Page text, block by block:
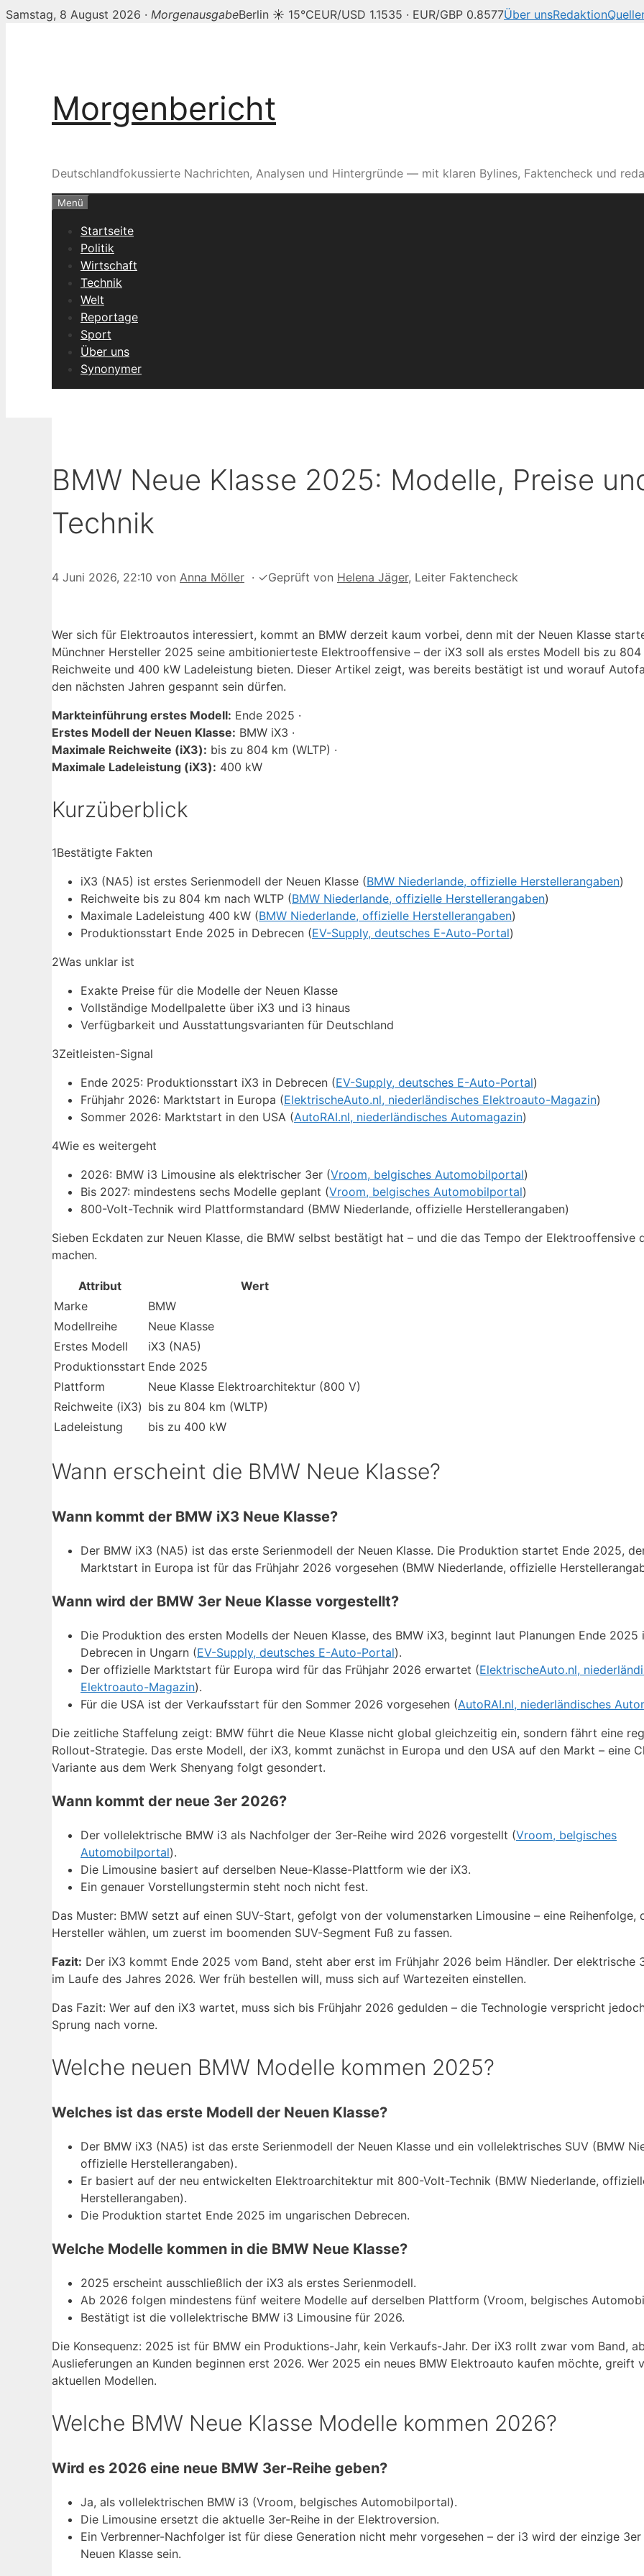
Samstag, 8 August 2026 · MorgenausgabeBerlin ☀ 15°CEUR/USD 1.1535 · EUR/GBP 0.8577Über unsRedaktion
Morgenbericht
Deutschlandfokussierte Nachrichten, Analysen und Hintergründe — mit klaren Bylines, Faktencheck und
Menü
Startseite
Politik
Wirtschaft
Technik
Welt
Reportage
Sport
Über uns
Synonymer
BMW Neue Klasse 2025: Modelle, Preise
Technik
4 Juni 2026, 22:10 von Anna Möller · ✓Geprüft von Helena Jäger, Leiter Faktencheck
Wer sich für Elektroautos interessiert, kommt an BMW derzeit kaum vorbei, denn mit der Neuen Klasse
Münchner Hersteller 2025 seine ambitionierteste Elektrooffensive – der iX3 soll als erstes Modell bis zu
Reichweite und 400 kW Ladeleistung bieten. Dieser Artikel zeigt, was bereits bestätigt ist und worauf
den nächsten Jahren gespannt sein dürfen.
Markteinführung erstes Modell: Ende 2025 ·
Erstes Modell der Neuen Klasse: BMW iX3 ·
Maximale Reichweite (iX3): bis zu 804 km (WLTP) ·
Maximale Ladeleistung (iX3): 400 kW
Kurzüberblick
1Bestätigte Fakten
iX3 (NA5) ist erstes Serienmodell der Neuen Klasse (BMW Niederlande, offizielle Herstellerangaben)
Reichweite bis zu 804 km nach WLTP (BMW Niederlande, offizielle Herstellerangaben)
Maximale Ladeleistung 400 kW (BMW Niederlande, offizielle Herstellerangaben)
Produktionsstart Ende 2025 in Debrecen (EV-Supply, deutsches E-Auto-Portal)
2Was unklar ist
Exakte Preise für die Modelle der Neuen Klasse
Vollständige Modellpalette über iX3 und i3 hinaus
Verfügbarkeit und Ausstattungsvarianten für Deutschland
3Zeitleisten-Signal
Ende 2025: Produktionsstart iX3 in Debrecen (EV-Supply, deutsches E-Auto-Portal)
Frühjahr 2026: Marktstart in Europa (ElektrischeAuto.nl, niederländisches Elektroauto-Magazin)
Sommer 2026: Marktstart in den USA (AutoRAI.nl, niederländisches Automagazin)
4Wie es weitergeht
2026: BMW i3 Limousine als elektrischer 3er (Vroom, belgisches Automobilportal)
Bis 2027: mindestens sechs Modelle geplant (Vroom, belgisches Automobilportal)
800-Volt-Technik wird Plattformstandard (BMW Niederlande, offizielle Herstellerangaben)
Sieben Eckdaten zur Neuen Klasse, die BMW selbst bestätigt hat – und die das Tempo der Elektrooffensive
machen.
Attribut
Wert
Marke
BMW
Modellreihe
Neue Klasse
Erstes Modell
iX3 (NA5)
Produktionsstart Ende 2025
Plattform
Neue Klasse Elektroarchitektur (800 V)
Reichweite (iX3) bis zu 804 km (WLTP)
Ladeleistung
bis zu 400 kW
Wann erscheint die BMW Neue Klasse?
Wann kommt der BMW iX3 Neue Klasse?
Der BMW iX3 (NA5) ist das erste Serienmodell der Neuen Klasse. Die Produktion startet Ende 2025,
Marktstart in Europa ist für das Frühjahr 2026 vorgesehen (BMW Niederlande, offizielle
Wann wird der BMW 3er Neue Klasse vorgestellt?
Die Produktion des ersten Modells der Neuen Klasse, des BMW iX3, beginnt laut Planungen Ende 2025
Debrecen in Ungarn (EV-Supply, deutsches E-Auto-Portal).
Der offizielle Marktstart für Europa wird für das Frühjahr 2026 erwartet (ElektrischeAuto.nl,
Elektroauto-Magazin).
Für die USA ist der Verkaufsstart für den Sommer 2026 vorgesehen (AutoRAI.nl, niederländisches
Die zeitliche Staffelung zeigt: BMW führt die Neue Klasse nicht global gleichzeitig ein, sondern fährt eine
Rollout-Strategie. Das erste Modell, der iX3, kommt zunächst in Europa und den USA auf den Markt – eine
Variante aus dem Werk Shenyang folgt gesondert.
Wann kommt der neue 3er 2026?
Der vollelektrische BMW i3 als Nachfolger der 3er-Reihe wird 2026 vorgestellt (Vroom, belgisches
Automobilportal).
Die Limousine basiert auf derselben Neue-Klasse-Plattform wie der iX3.
Ein genauer Vorstellungstermin steht noch nicht fest.
Das Muster: BMW setzt auf einen SUV-Start, gefolgt von der volumenstarken Limousine – eine Reihenfolge,
Hersteller wählen, um zuerst im boomenden SUV-Segment Fuß zu fassen.
Fazit: Der iX3 kommt Ende 2025 vom Band, steht aber erst im Frühjahr 2026 beim Händler. Der elektrische
im Laufe des Jahres 2026. Wer früh bestellen will, muss sich auf Wartezeiten einstellen.
Das Fazit: Wer auf den iX3 wartet, muss sich bis Frühjahr 2026 gedulden – die Technologie verspricht
Sprung nach vorne.
Welche neuen BMW Modelle kommen 2025?
Welches ist das erste Modell der Neuen Klasse?
Der BMW iX3 (NA5) ist das erste Serienmodell der Neuen Klasse und ein vollelektrisches SUV (BMW
offizielle Herstellerangaben).
Er basiert auf der neu entwickelten Elektroarchitektur mit 800-Volt-Technik (BMW Niederlande,
Herstellerangaben).
Die Produktion startet Ende 2025 im ungarischen Debrecen.
Welche Modelle kommen in die BMW Neue Klasse?
2025 erscheint ausschließlich der iX3 als erstes Serienmodell.
Ab 2026 folgen mindestens fünf weitere Modelle auf derselben Plattform (Vroom, belgisches
Bestätigt ist die vollelektrische BMW i3 Limousine für 2026.
Die Konsequenz: 2025 ist für BMW ein Produktions-Jahr, kein Verkaufs-Jahr. Der iX3 rollt zwar vom Band,
Auslieferungen an Kunden beginnen erst 2026. Wer 2025 ein neues BMW Elektroauto kaufen möchte, greift
aktuellen Modellen.
Welche BMW Neue Klasse Modelle kommen 2026?
Wird es 2026 eine neue BMW 3er-Reihe geben?
Ja, als vollelektrischen BMW i3 (Vroom, belgisches Automobilportal).
Die Limousine ersetzt die aktuelle 3er-Reihe in der Elektroversion.
Ein Verbrenner-Nachfolger ist für diese Generation nicht mehr vorgesehen – der i3 wird der einzige
Neuen Klasse sein.